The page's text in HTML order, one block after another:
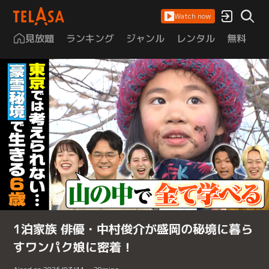
Watch now
見放題 ランキング ジャンル レンタル 無料
1泊家族 俳優・中村俊介が盛岡の秘境に暮ら
すワンパク娘に密着！